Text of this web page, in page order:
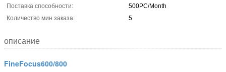
Поставка способности:
500PC/Month
Количество мин заказа:
5
описание
FineFocus600/800